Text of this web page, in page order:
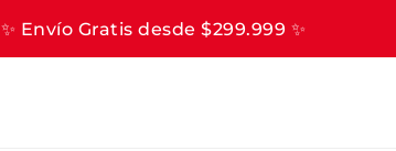
✨ Envío Gratis desde $299.999 ✨